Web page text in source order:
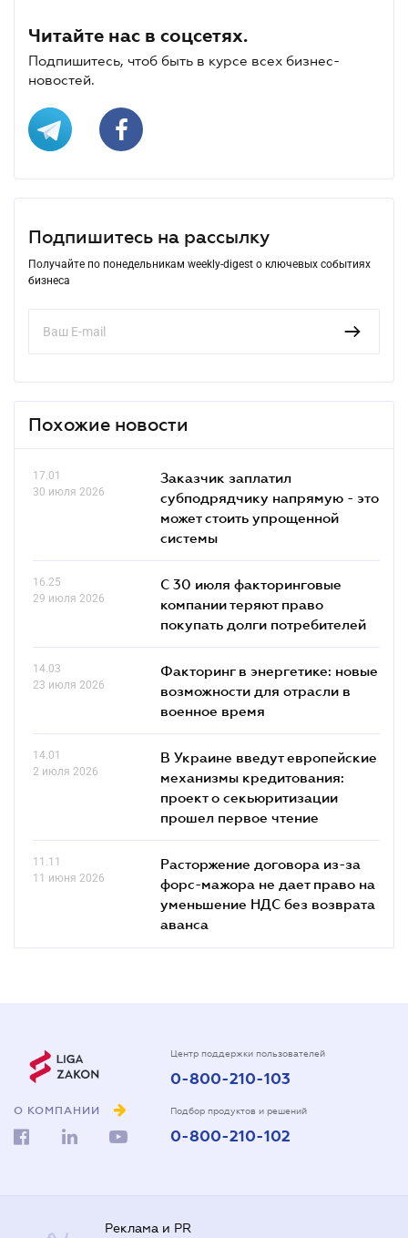
Читайте нас в соцсетях.
Подпишитесь, чтоб быть в курсе всех бизнес-
новостей.
Подпишитесь на рассылку
Получайте по понедельникам weekly-digest о ключевых событиях
бизнеса
Похожие новости
17.01
30 июля 2026
Заказчик заплатил
субподрядчику напрямую - это
может стоить упрощенной
системы
16.25
29 июля 2026
С 30 июля факторинговые
компании теряют право
покупать долги потребителей
14.03
23 июля 2026
Факторинг в энергетике: новые
возможности для отрасли в
военное время
14.01
2 июля 2026
В Украине введут европейские
механизмы кредитования:
проект о секьюритизации
прошел первое чтение
11.11
11 июня 2026
Расторжение договора из-за
форс-мажора не дает право на
уменьшение НДС без возврата
аванса
О КОМПАНИИ
Центр поддержки пользователей
0-800-210-103
Подбор продуктов и решений
0-800-210-102
Реклама и PR